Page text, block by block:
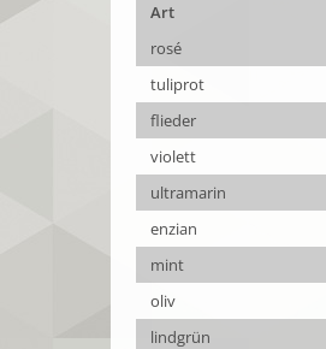
Art
rosé
tuliprot
flieder
violett
ultramarin
enzian
mint
oliv
lindgrün